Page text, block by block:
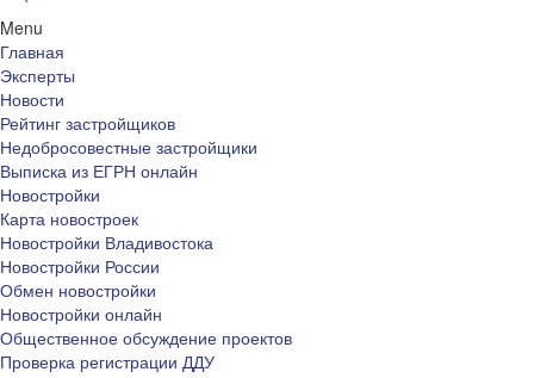
Menu
Главная
Эксперты
Новости
Рейтинг застройщиков
Недобросовестные застройщики
Выписка из ЕГРН онлайн
Новостройки
Карта новостроек
Новостройки Владивостока
Новостройки России
Обмен новостройки
Новостройки онлайн
Общественное обсуждение проектов
Проверка регистрации ДДУ